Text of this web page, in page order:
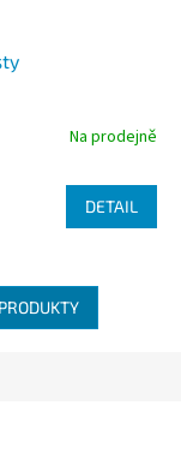
Na prodejně
DETAIL